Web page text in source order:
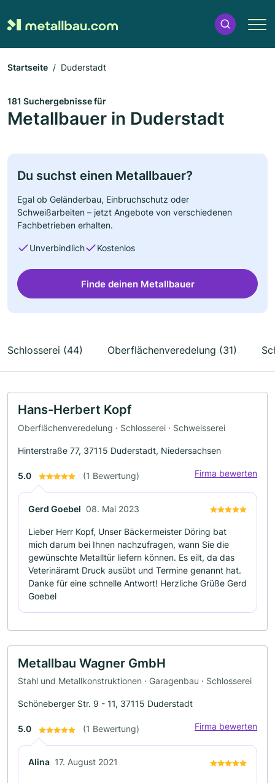
Startseite Duderstadt
181 Suchergebnisse für
Metallbauer in Duderstadt
Du suchst einen Metallbauer?
Egal ob Geländerbau, Einbruchschutz oder
Schweißarbeiten – jetzt Angebote von verschiedenen
Fachbetrieben erhalten.
Unverbindlich Kostenlos
Finde deinen Metallbauer
Schlosserei (44) Oberflächenveredelung (31)
Hans-Herbert Kopf
Oberflächenveredelung · Schlosserei · Schweisserei
Hinterstraße 77, 37115 Duderstadt, Niedersachsen
5.0 (1 Bewertung) Firma bewerten
Gerd Goebel 08. Mai 2023
Lieber Herr Kopf, Unser Bäckermeister Döring bat
mich darum bei Ihnen nachzufragen, wann Sie die
gewünschte Metalltür liefern können. Es eilt, da das
Veterinäramt Druck ausübt und Termine genannt hat.
Danke für eine schnelle Antwort! Herzliche Grüße Gerd
Goebel
Metallbau Wagner GmbH
Stahl und Metallkonstruktionen · Garagenbau · Schlosserei
Schöneberger Str. 9 - 11, 37115 Duderstadt
5.0 (1 Bewertung) Firma bewerten
Alina 17. August 2021